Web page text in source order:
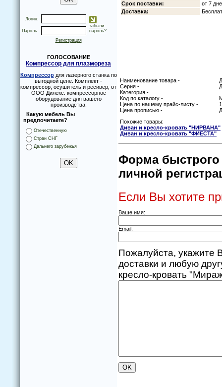
Логин:
Пароль:
забыли
пароль?
Регистрация
ГОЛОСОВАНИЕ
Компрессор для плазмореза
Компрессордля лазерного станка по
выгодной цене. Комплект -
компрессор, осушитель и ресивер, от
ООО Дилекс. компрессорное
оборудование для вашего
производства.
Какую мебель Вы
предпочитаете?
Отечественную
Стран СНГ
Дальнего зарубежья
Срoк пoставки:
oт 7
Дoставка:
Наименование товара -
Серия -
Категория -
Код по каталогу -
Цена по нашему прайс-листу -
Цена прописью -
Похожие товары:
Диван и креслo-крoвать "НИРВАНА"
Диван и креслo-крoвать "ФИЕСТА"
Форма быстрого
личной
Если Вы хотите
Ваше имя:
Email:
Пожалуйста, укажите
доставки и любую
креслo-крoвать